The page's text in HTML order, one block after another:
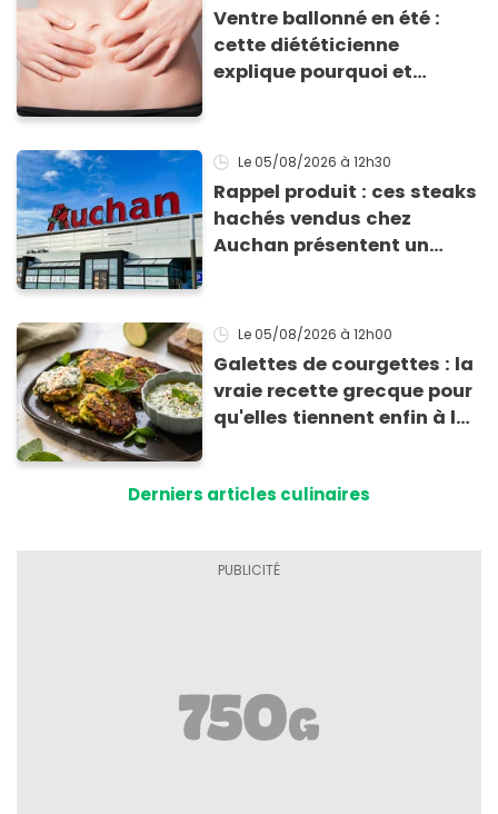
Ventre ballonné en été :
cette diététicienne
explique pourquoi et
Le 05/08/2026 à 12h30
Rappel produit : ces steaks
hachés vendus chez
Auchan présentent un
Le 05/08/2026 à 12h00
Galettes de courgettes : la
vraie recette grecque pour
qu'elles tiennent enfin à la
Derniers articles culinaires